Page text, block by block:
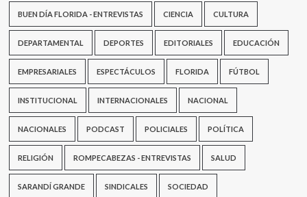
delitos
de
hurto
en
Casupá
BUEN DÍA FLORIDA - ENTREVISTAS CIENCIA CULTURA
DEPARTAMENTAL DEPORTES EDITORIALES EDUCACIÓN
EMPRESARIALES ESPECTÁCULOS FLORIDA FÚTBOL
INSTITUCIONAL INTERNACIONALES NACIONAL
NACIONALES PODCAST POLICIALES POLÍTICA
RELIGIÓN ROMPECABEZAS - ENTREVISTAS SALUD
SARANDÍ GRANDE SINDICALES SOCIEDAD